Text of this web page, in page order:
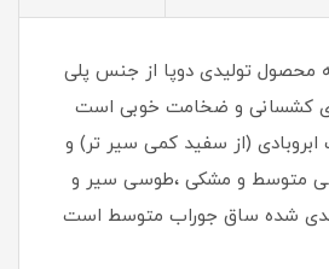
محصول تولیدی دوپا از جنس پلی
کشسانی و ضخامت خوبی است
رنگ ابروبادی (از سفید کمی سیر تر) و
متوسط و مشکی ،طوسی سیر و
شده ساق جوراب متوسط است